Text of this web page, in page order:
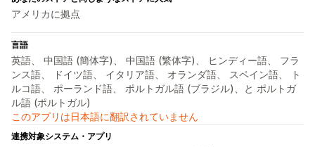
アメリカに拠点
言語
英語、 中国語 (簡体字)、 中国語 (繁体字)、 ヒンディー語、 フラ
ンス語、 ドイツ語、 イタリア語、 オランダ語、 スペイン語、 ト
ルコ語、 ポーランド語、 ポルトガル語 (ブラジル)、と ポルトガ
ル語 (ポルトガル)
このアプリは日本語に翻訳されていません
連携対象システム・アプリ